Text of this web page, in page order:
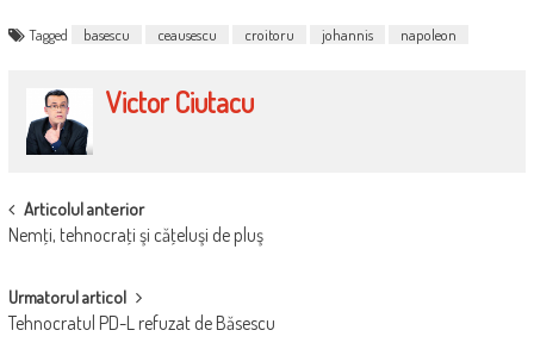
Tagged basescu ceausescu croitoru johannis napoleon
Victor Ciutacu
POST
NAVIGATION
Articolul anterior
Nemţi, tehnocraţi şi căţeluşi de pluş
Urmatorul articol
Tehnocratul PD-L refuzat de Băsescu